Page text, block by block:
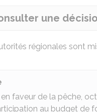
une
régionales sont
en faveur de la pêche,
au budget de